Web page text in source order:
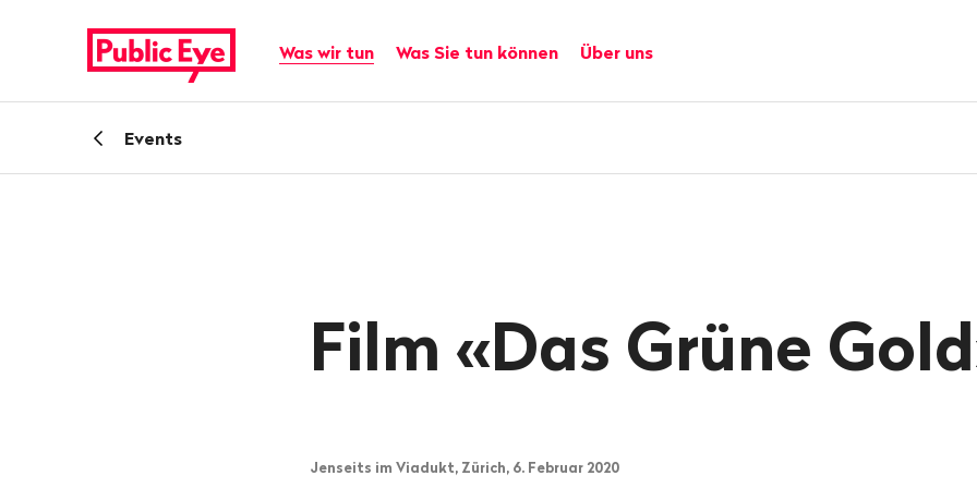
publiceye.ch
Hauptnavigation
Was wir tun Was Sie tun können Über uns
ZurückEvents
Film «Das Grüne
Jenseits im Viadukt, Zürich, 6. Februar 2020